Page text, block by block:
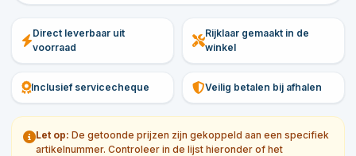
Direct leverbaar uit
voorraad
Rijklaar gemaakt in de
winkel
Inclusief servicecheque Veilig betalen bij afhalen
Let op: De getoonde prijzen zijn gekoppeld aan een specifiek
artikelnummer. Controleer in de lijst hieronder of het